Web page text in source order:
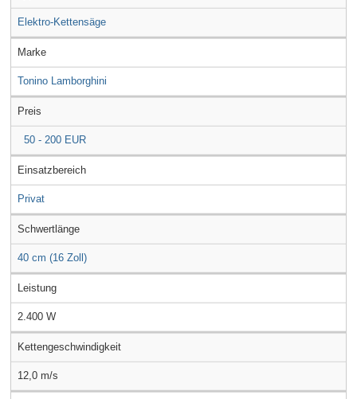
Elektro-Kettensäge
Marke
Tonino Lamborghini
Preis
50 - 200 EUR
Einsatzbereich
Privat
Schwertlänge
40 cm (16 Zoll)
Leistung
2.400 W
Kettengeschwindigkeit
12,0 m/s